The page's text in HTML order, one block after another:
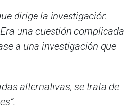
dirige la investigación
una cuestión complicada
a una investigación que
alternativas, se trata de